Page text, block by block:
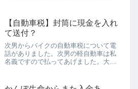
で、食べ物の発注のタイミングが難し
くなりました。配達日指定できないこ
と...
【自動車税】封筒に現金を入れ
て送付？
次男からバイクの自動車税について電
話がありました。次男の軽自動車は私
名義ですので払ってあげました。大学
の税金の手紙が来て、車を持つと税金